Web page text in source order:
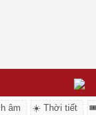
âm ☀️ Thời tiết